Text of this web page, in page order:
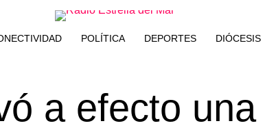
POLÍTICA DEPORTES DIÓCESIS
a efecto una